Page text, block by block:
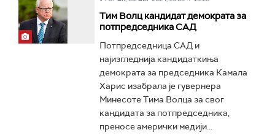
Тим Волц кандидат демократа за
потпредседника САД
Потпредседница САД и
најизгледнија кандидаткиња
демократа за председника Камала
Харис изабрала је гувернера
Минесоте Тима Волца за свог
кандидата за потпредседника,
преносе амерички медији...